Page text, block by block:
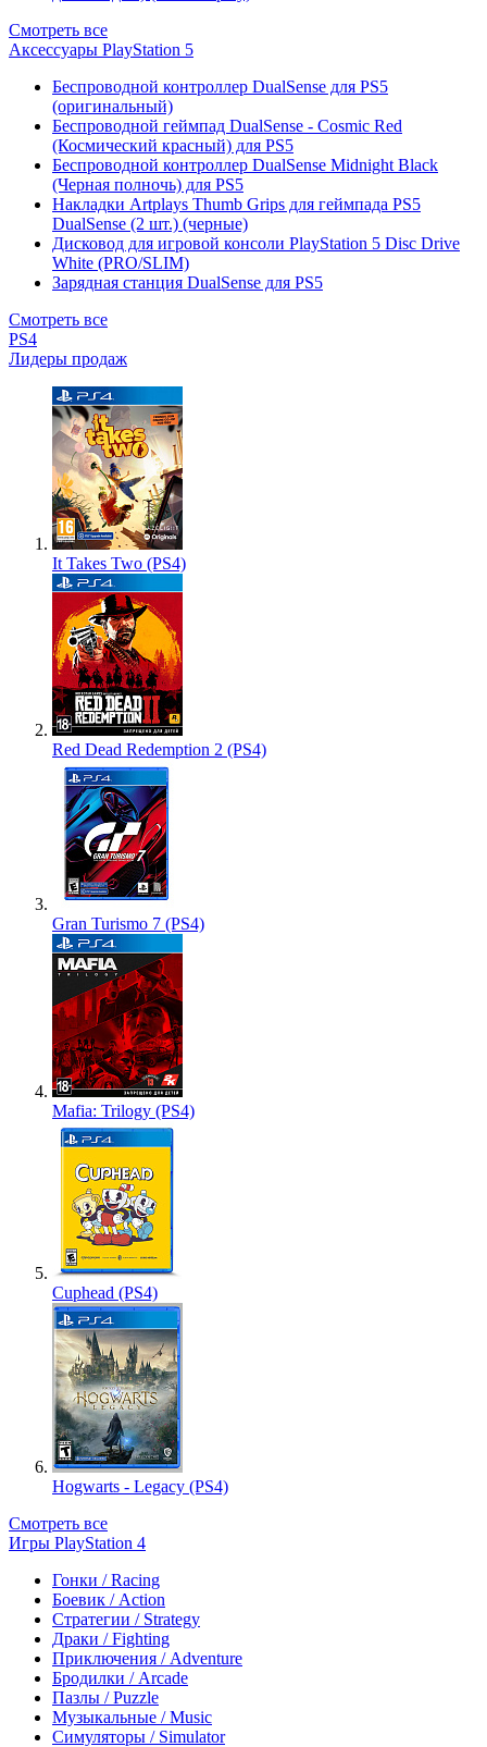
Смотреть все
Аксессуары PlayStation 5
Беспроводной контроллер DualSense для PS5
(оригинальный)
Беспроводной геймпад DualSense - Cosmic Red
(Космический красный) для PS5
Беспроводной контроллер DualSense Midnight Black
(Черная полночь) для PS5
Накладки Artplays Thumb Grips для геймпада PS5
DualSense (2 шт.) (черные)
Дисковод для игровой консоли PlayStation 5 Disc Drive
White (PRO/SLIM)
Зарядная станция DualSense для PS5
Смотреть все
PS4
Лидеры продаж
It Takes Two (PS4)
Red Dead Redemption 2 (PS4)
Gran Turismo 7 (PS4)
Mafia: Trilogy (PS4)
Cuphead (PS4)
Hogwarts - Legacy (PS4)
Смотреть все
Игры PlayStation 4
Гонки / Racing
Боевик / Action
Стратегии / Strategy
Драки / Fighting
Приключения / Adventure
Бродилки / Arcade
Пазлы / Puzzle
Музыкальные / Music
Симуляторы / Simulator